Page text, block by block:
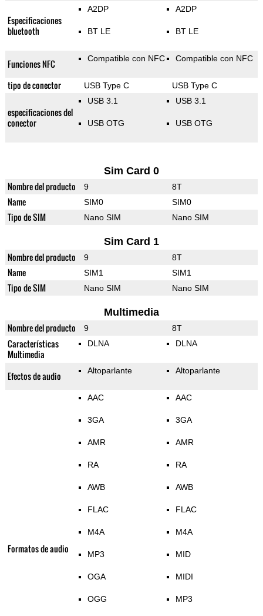
Especificaciones
bluetooth
A2DP
BT LE
A2DP
BT LE
Funciones NFC Compatible con NFC Compatible con NFC
tipo de conector USB Type C USB Type C
especificaciones del
conector
USB 3.1
USB OTG
USB 3.1
USB OTG
Sim Card 0
Nombre del producto 9 8T
Name SIM0 SIM0
Tipo de SIM Nano SIM Nano SIM
Sim Card 1
Nombre del producto 9 8T
Name SIM1 SIM1
Tipo de SIM Nano SIM Nano SIM
Multimedia
Nombre del producto 9 8T
Características
Multimedia
DLNA DLNA
Efectos de audio Altoparlante Altoparlante
Formatos de audio
AAC
3GA
AMR
RA
AWB
FLAC
M4A
MP3
OGA
OGG
AAC
3GA
AMR
RA
AWB
FLAC
M4A
MID
MIDI
MP3